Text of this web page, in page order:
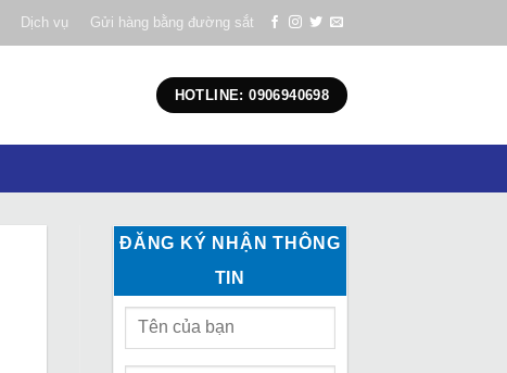
Dịch vụ Gửi hàng bằng đường sắt
HOTLINE: 0906940698
ĐĂNG KÝ NHẬN THÔNG
TIN